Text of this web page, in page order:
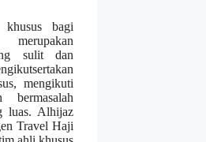
khusus bagi
sulit dan
mengikuti
luas. Alhijaz
Travel Haji